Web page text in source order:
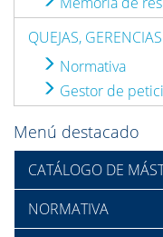
QUEJAS,
Normativa
Gestor de
Menú destacado
CATÁLOGO DE
NORMATIVA